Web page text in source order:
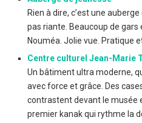
Rien à dire, c’est une
pas riante. Beaucoup de gars
Nouméa. Jolie vue. Pratique
Centre culturel Jean-Marie
Un bâtiment ultra moderne,
avec force et grâce. Des
contrastent devant le musée
premier kanak qui rythme la